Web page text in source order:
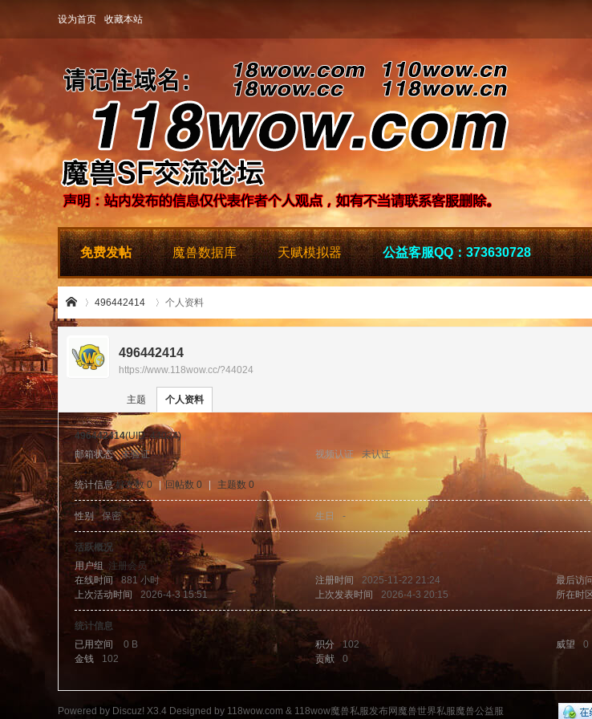
设为首页 收藏本站
免费发帖 魔兽数据库 天赋模拟器 公益客服QQ：373630728
8w
496442414
›
个人资料
496442414
https://www.118wow.cc/?44024
主题 个人资料
496442414(UID: 44024)
邮箱状态
未验证 视频认证 未认证
统计信息 好友数 0 回帖数 0 主题数 0
性别 保密 生日 -
活跃概况
用户组 注册会员
在线时间
881 小时 注册时间 2025-11-22 21:24 最后访问
上次活动时间
2026-4-3 15:51 上次发表时间 2026-4-3 20:15 所在时
统计信息
已用空间
0 B 积分 102 威望
0
金钱
102 贡献 0
Powered by Discuz! X3.4 Designed by 118wow.com & 118wow魔兽私服发布网魔兽世界私服魔兽公益服